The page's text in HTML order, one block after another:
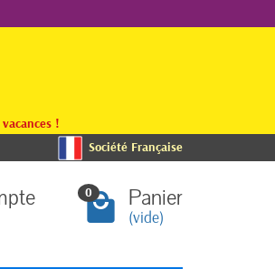
!
Société Française
0 Panier
(vide)